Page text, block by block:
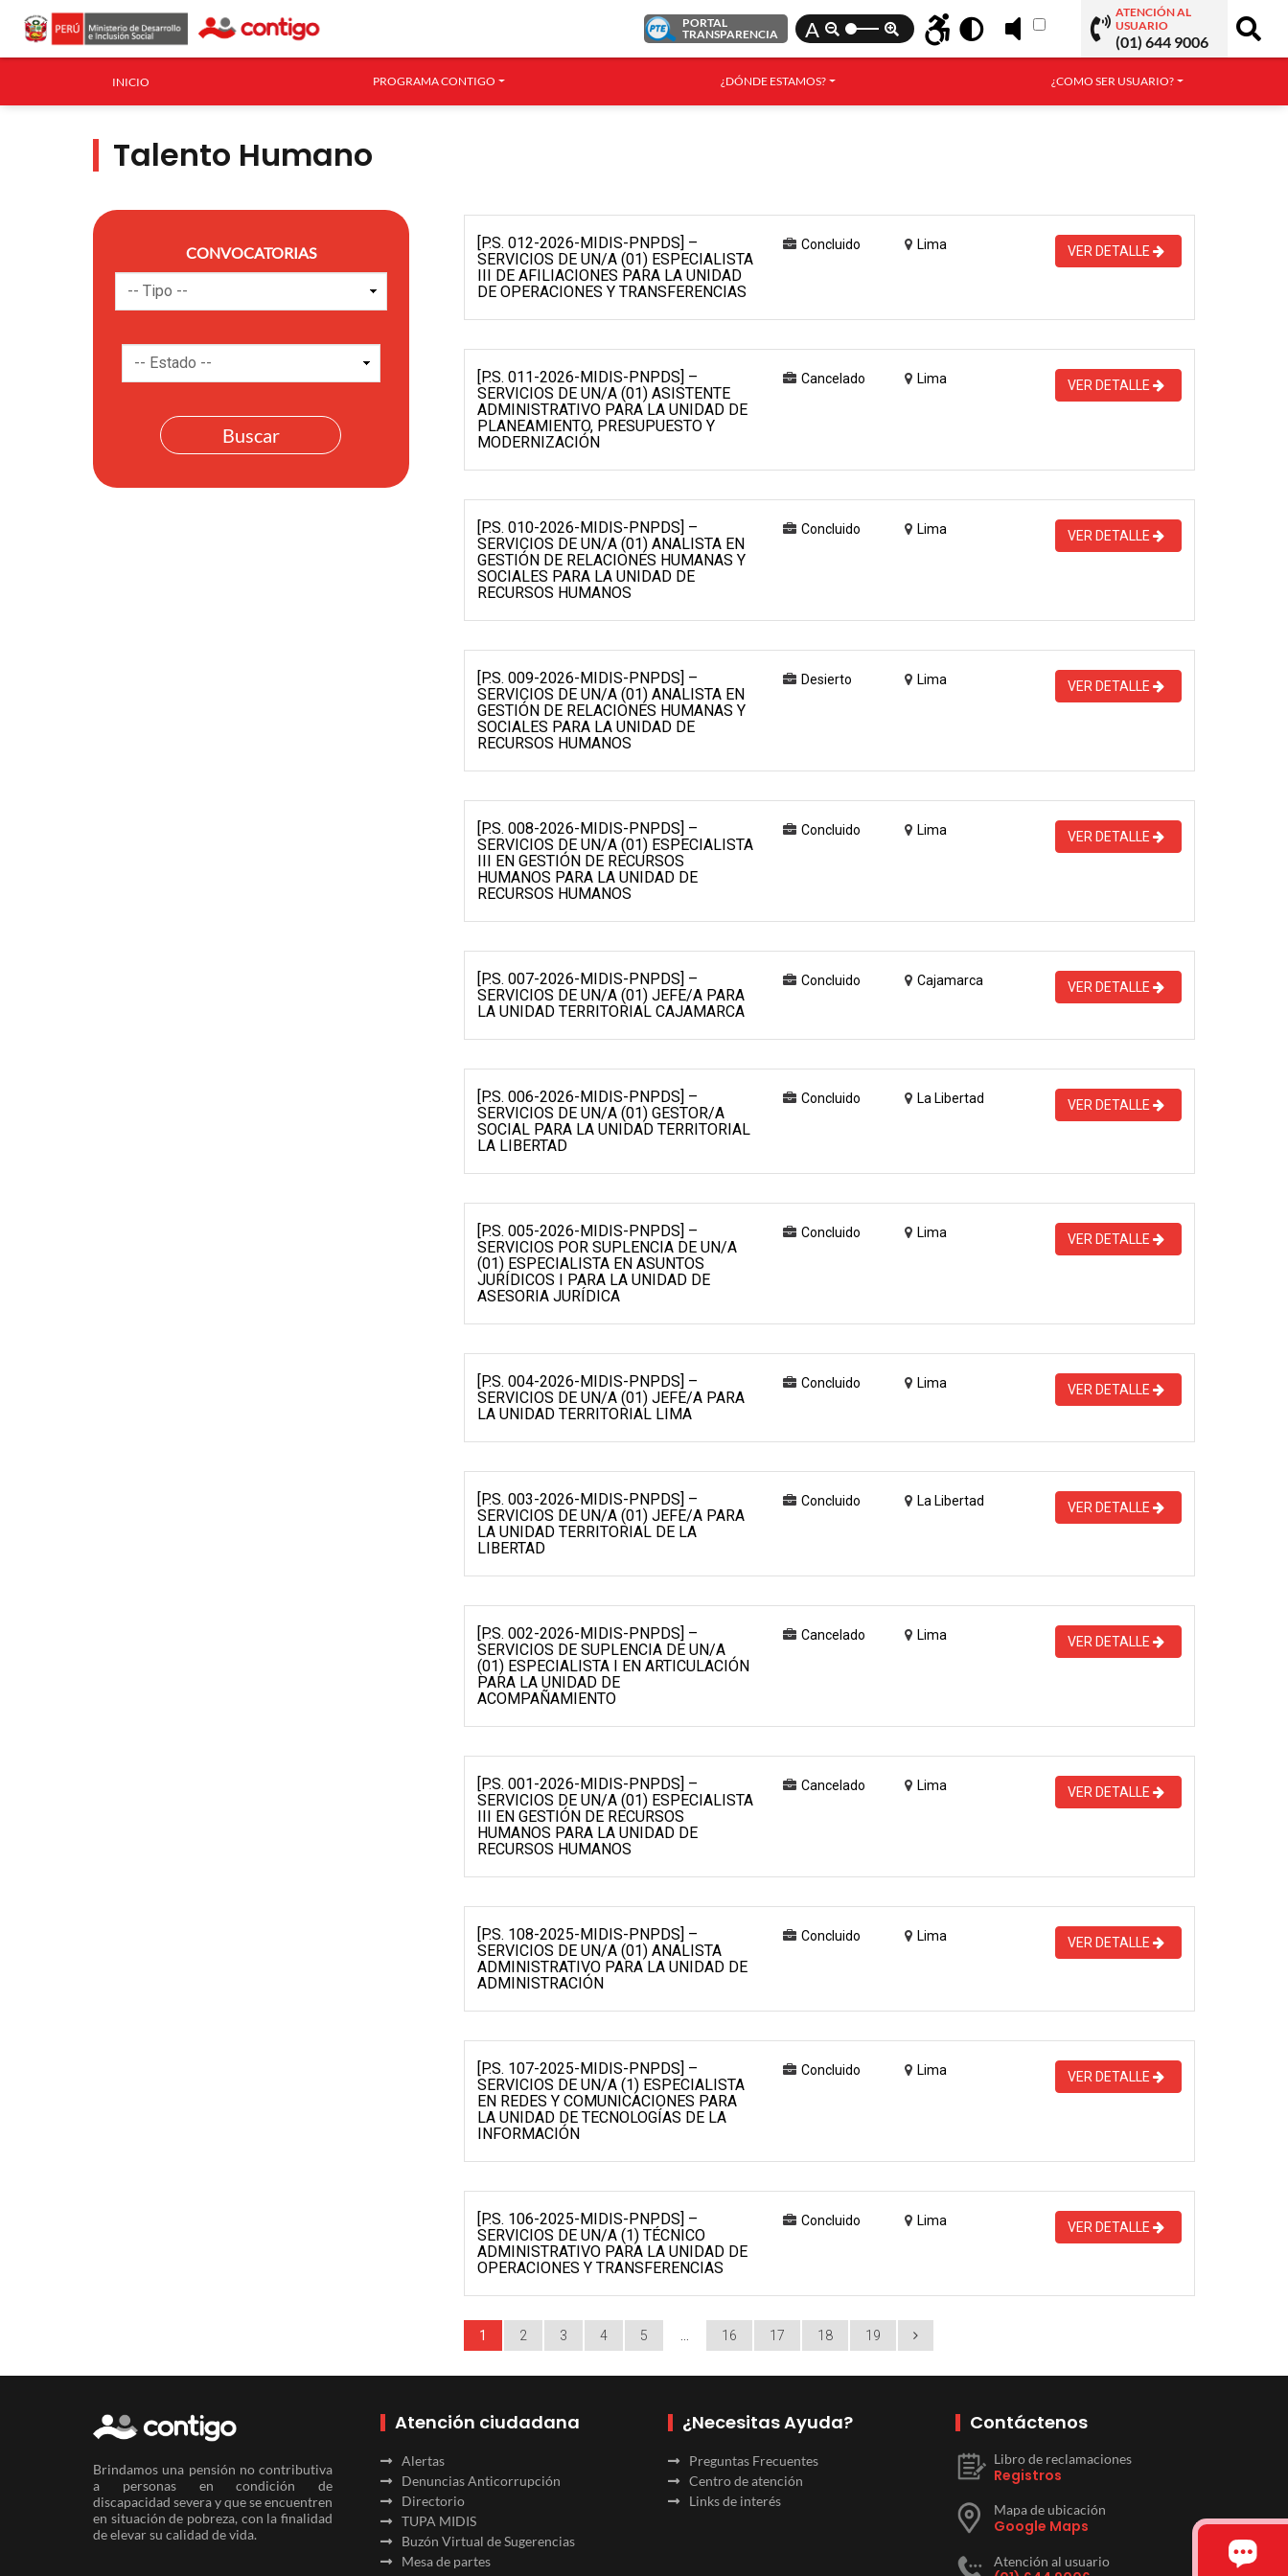
PORTAL
TRANSPARENCIA
A
ATENCIÓN AL
USUARIO
(01) 644 9006
INICIO PROGRAMA CONTIGO ¿DÓNDE ESTAMOS? ¿COMO SER USUARIO?
Talento Humano
CONVOCATORIAS
[P.S. 012-2026-MIDIS-PNPDS] –
SERVICIOS DE UN/A (01) ESPECIALISTA
III DE AFILIACIONES PARA LA UNIDAD
DE OPERACIONES Y TRANSFERENCIAS
Concluido Lima VER DETALLE
[P.S. 011-2026-MIDIS-PNPDS] –
SERVICIOS DE UN/A (01) ASISTENTE
ADMINISTRATIVO PARA LA UNIDAD DE
PLANEAMIENTO, PRESUPUESTO Y
MODERNIZACIÓN
Cancelado Lima VER DETALLE
[P.S. 010-2026-MIDIS-PNPDS] –
SERVICIOS DE UN/A (01) ANALISTA EN
GESTIÓN DE RELACIONES HUMANAS Y
SOCIALES PARA LA UNIDAD DE
RECURSOS HUMANOS
Concluido Lima VER DETALLE
[P.S. 009-2026-MIDIS-PNPDS] –
SERVICIOS DE UN/A (01) ANALISTA EN
GESTIÓN DE RELACIONES HUMANAS Y
SOCIALES PARA LA UNIDAD DE
RECURSOS HUMANOS
Desierto Lima VER DETALLE
[P.S. 008-2026-MIDIS-PNPDS] –
SERVICIOS DE UN/A (01) ESPECIALISTA
III EN GESTIÓN DE RECURSOS
HUMANOS PARA LA UNIDAD DE
RECURSOS HUMANOS
Concluido Lima VER DETALLE
[P.S. 007-2026-MIDIS-PNPDS] –
SERVICIOS DE UN/A (01) JEFE/A PARA
LA UNIDAD TERRITORIAL CAJAMARCA
Concluido Cajamarca VER DETALLE
[P.S. 006-2026-MIDIS-PNPDS] –
SERVICIOS DE UN/A (01) GESTOR/A
SOCIAL PARA LA UNIDAD TERRITORIAL
LA LIBERTAD
Concluido La Libertad VER DETALLE
[P.S. 005-2026-MIDIS-PNPDS] –
SERVICIOS POR SUPLENCIA DE UN/A
(01) ESPECIALISTA EN ASUNTOS
JURÍDICOS I PARA LA UNIDAD DE
ASESORIA JURÍDICA
Concluido Lima VER DETALLE
[P.S. 004-2026-MIDIS-PNPDS] –
SERVICIOS DE UN/A (01) JEFE/A PARA
LA UNIDAD TERRITORIAL LIMA
Concluido Lima VER DETALLE
[P.S. 003-2026-MIDIS-PNPDS] –
SERVICIOS DE UN/A (01) JEFE/A PARA
LA UNIDAD TERRITORIAL DE LA
LIBERTAD
Concluido La Libertad VER DETALLE
[P.S. 002-2026-MIDIS-PNPDS] –
SERVICIOS DE SUPLENCIA DE UN/A
(01) ESPECIALISTA I EN ARTICULACIÓN
PARA LA UNIDAD DE
ACOMPAÑAMIENTO
Cancelado Lima VER DETALLE
[P.S. 001-2026-MIDIS-PNPDS] –
SERVICIOS DE UN/A (01) ESPECIALISTA
III EN GESTIÓN DE RECURSOS
HUMANOS PARA LA UNIDAD DE
RECURSOS HUMANOS
Cancelado Lima VER DETALLE
[P.S. 108-2025-MIDIS-PNPDS] –
SERVICIOS DE UN/A (01) ANALISTA
ADMINISTRATIVO PARA LA UNIDAD DE
ADMINISTRACIÓN
Concluido Lima VER DETALLE
[P.S. 107-2025-MIDIS-PNPDS] –
SERVICIOS DE UN/A (1) ESPECIALISTA
EN REDES Y COMUNICACIONES PARA
LA UNIDAD DE TECNOLOGÍAS DE LA
INFORMACIÓN
Concluido Lima VER DETALLE
[P.S. 106-2025-MIDIS-PNPDS] –
SERVICIOS DE UN/A (1) TÉCNICO
ADMINISTRATIVO PARA LA UNIDAD DE
OPERACIONES Y TRANSFERENCIAS
Concluido Lima VER DETALLE
1 2 3 4 5 16 17 18 19
Brindamos una pensión no contributiva
a personas en condición de
discapacidad severa y que se encuentren
en situación de pobreza, con la finalidad
de elevar su calidad de vida.
Atención ciudadana
Alertas
Denuncias Anticorrupción
Directorio
TUPA MIDIS
Buzón Virtual de Sugerencias
Mesa de partes
¿Necesitas Ayuda?
Preguntas Frecuentes
Centro de atención
Links de interés
Contáctenos
Libro de reclamaciones
Registros
Mapa de ubicación
Google Maps
Atención al usuario